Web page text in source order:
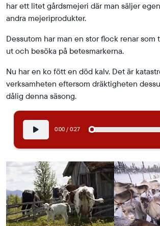
har ett litet gårdsmejeri där man säljer
andra mejeriprodukter.
Dessutom har man en stor flock renar som
ut och besöka på betesmarkerna.
Nu har en ko fött en död kalv. Det är
verksamheten eftersom dräktigheten
dålig denna säsong.
Spela upp eller pausa ljud
Förfluten tid
0:00/ Total tid:
0:27
Tryck Enter för att återgå till spela/pausa-